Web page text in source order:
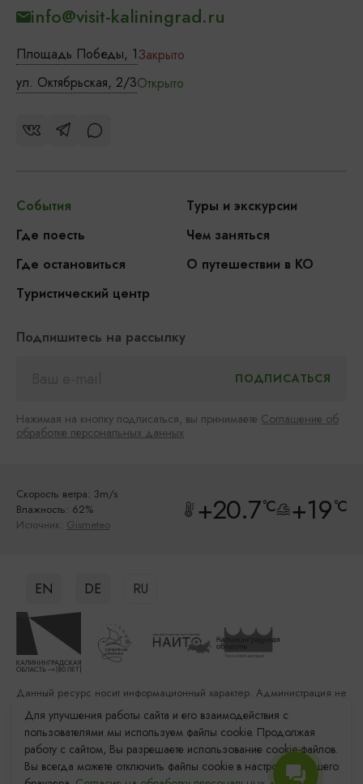
Площадь Победы, 1Закрыто
ул. Октябрьская, 2/3Открыто
info@visit-kaliningrad.ru
События
Туры и экскурсии
Где поесть
Чем заняться
Где остановиться
О путешествии в КО
Туристический центр
Подпишитесь на рассылку
Нажимая на кнопку подписаться, вы принимаете Соглашение об
обработке персональных данных
Скорость ветра: 3m/s
Влажность: 62%
Источник: Gismeteo +20.7°C +19°C
EN DE RU
Данный ресурс носит информационный характер. Администрация не
несет ответственности за качество услуг, предоставленных
сторонними организациями
Разработка сайта: «Решение»
Продвижение сайта: Remarka Agency
Для улучшения работы сайта и его взаимодействия с
пользователями мы используем файлы cookie. Продолжая
работу с сайтом, Вы разрешаете использование cookie-файлов.
Вы всегда можете отключить файлы cookie в настройках Вашего